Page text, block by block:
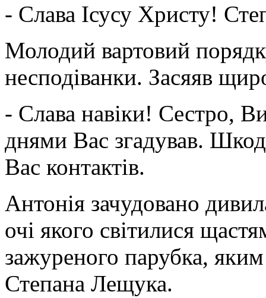
- Слава Ісусу Христу!
Молодий вартовий
несподіванки. Засяяв
- Слава навіки! Сестро,
днями Вас згадував.
Вас контактів.
Антонія зачудовано
очі якого світилися
зажуреного парубка,
Степана Лещука.